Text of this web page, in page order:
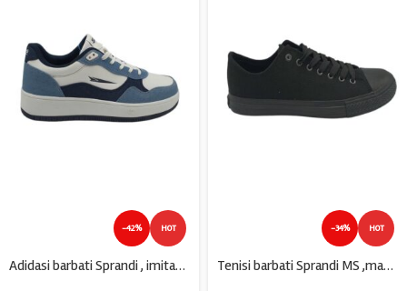
-42% HOT
Adidasi barbati Sprandi , imitatie de piele, material textil, alb albastru
-34% HOT
Tenisi barbati Sprandi MS ,material textil , negru